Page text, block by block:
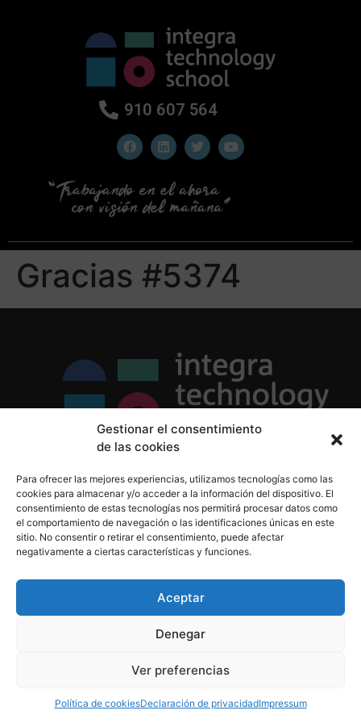
Gestionar el consentimiento
de las cookies
Para ofrecer las mejores experiencias, utilizamos tecnologías como las
cookies para almacenar y/o acceder a la información del dispositivo. El
consentimiento de estas tecnologías nos permitirá procesar datos como
el comportamiento de navegación o las identificaciones únicas en este
sitio. No consentir o retirar el consentimiento, puede afectar
negativamente a ciertas características y funciones.
Aceptar
Denegar
Ver preferencias
Política de cookiesDeclaración de privacidadImpressum
910 607 564
Gracias #5374
Política de Cookies
Aviso Legal
910 607 564
derechos reservados